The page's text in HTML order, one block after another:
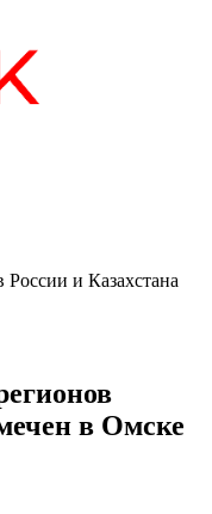
и Казахстана
в Омске